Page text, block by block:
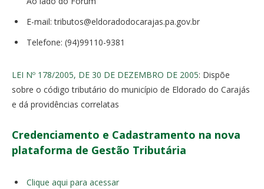
E-mail: tributos@eldoradodocarajas.pa.gov.br
Telefone: (94)99110-9381
LEI Nº 178/2005, DE 30 DE DEZEMBRO DE 2005: Dispõe
sobre o código tributário do município de Eldorado do Carajás
e dá providências correlatas
Credenciamento e Cadastramento na nova
plataforma de Gestão Tributária
Clique aqui para acessar